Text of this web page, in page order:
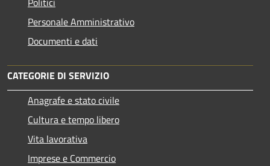
Personale Amministrativo
Documenti e dati
CATEGORIE DI SERVIZIO
Anagrafe e stato civile
Cultura e tempo libero
Vita lavorativa
Imprese e Commercio